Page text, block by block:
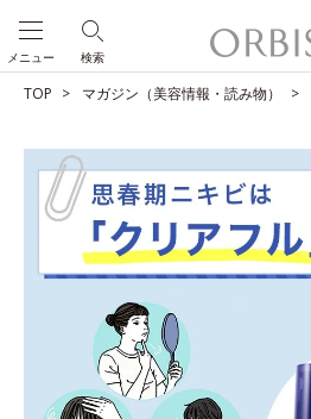
検索
メニュー
TOP マガジン（美容情報・読み物）